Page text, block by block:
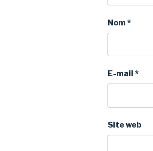
Nom*
E-mail *
Site web